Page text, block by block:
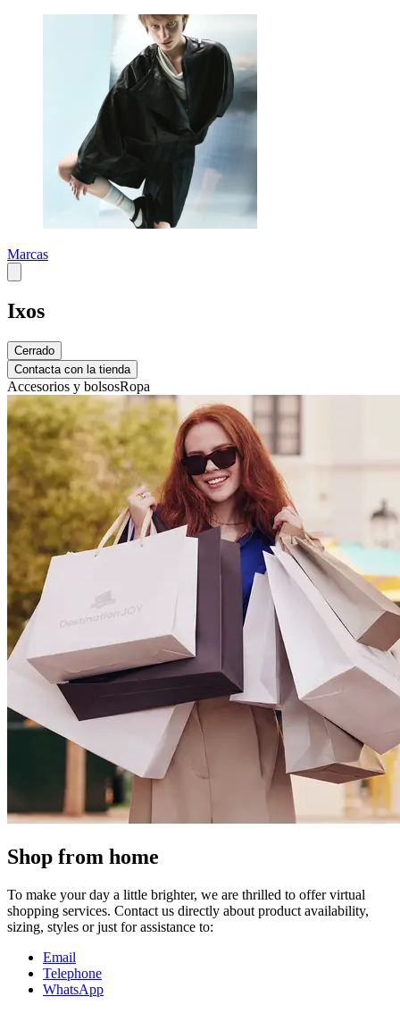
Marcas
Ixos
Cerrado
Contacta con la tienda
Accesorios y bolsosRopa
Shop from home
To make your day a little brighter, we are thrilled to offer virtual
shopping services. Contact us directly about product availability,
sizing, styles or just for assistance to:
Email
Telephone
WhatsApp